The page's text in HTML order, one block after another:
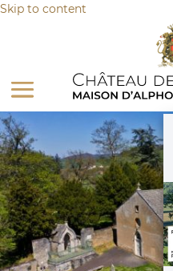
Panneau de gestion des cookies
Skip to content